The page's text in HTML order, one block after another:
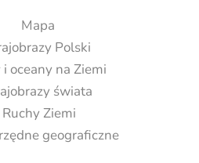
Mapa
Polski
i oceany na Ziemi
świata
Ruchy Ziemi
geograficzne